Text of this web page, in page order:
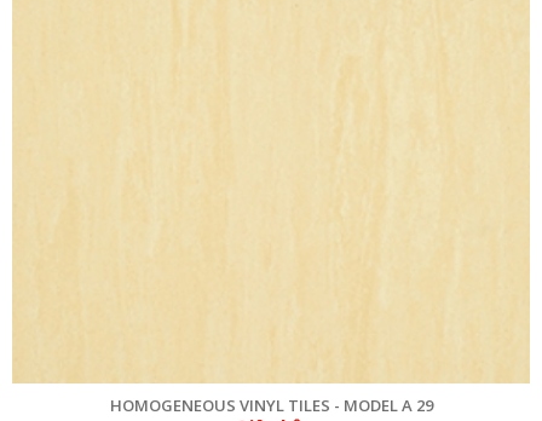
HOMOGENEOUS VINYL TILES - MODEL A 29